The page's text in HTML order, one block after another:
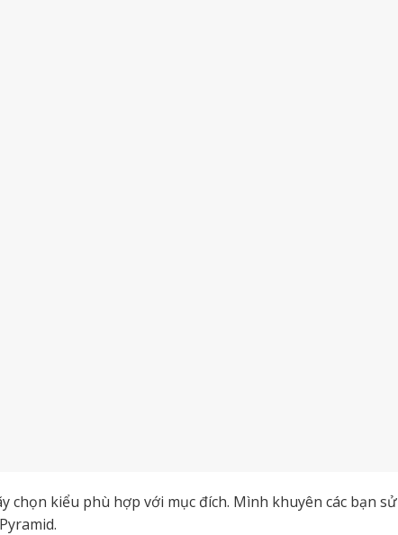
chọn kiểu phù hợp với mục đích. Mình khuyên các bạn sử